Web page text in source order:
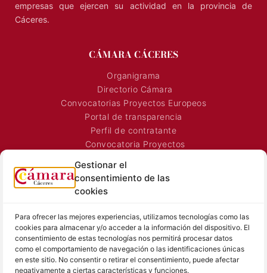
Gestionar el
consentimiento de las
cookies
Para ofrecer las mejores experiencias, utilizamos tecnologías como las
cookies para almacenar y/o acceder a la información del dispositivo. El
consentimiento de estas tecnologías nos permitirá procesar datos
como el comportamiento de navegación o las identificaciones únicas
en este sitio. No consentir o retirar el consentimiento, puede afectar
negativamente a ciertas características y funciones.
empresas que ejercen su actividad en la provincia de
Cáceres.
CÁMARA CÁCERES
Organigrama
Directorio Cámara
Convocatorias Proyectos Europeos
Portal de transparencia
Perfil de contratante
Convocatoria Proyectos
Horarios Comerciales
Señalización Comercial
SALA DE PRENSA
Noticias Cámara
Sala de prensa
TEXTOS LEGALES
Aviso Legal
Política de Privacidad